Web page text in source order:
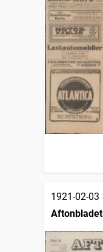
1921-02-03
Aftonbladet